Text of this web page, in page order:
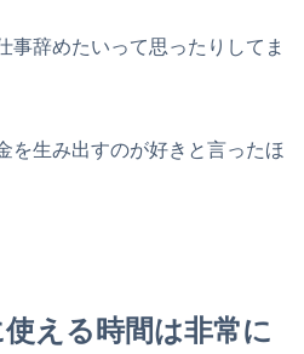
事辞めたいって思ったりしてま
を生み出すのが好きと言ったほ
える時間は非常に